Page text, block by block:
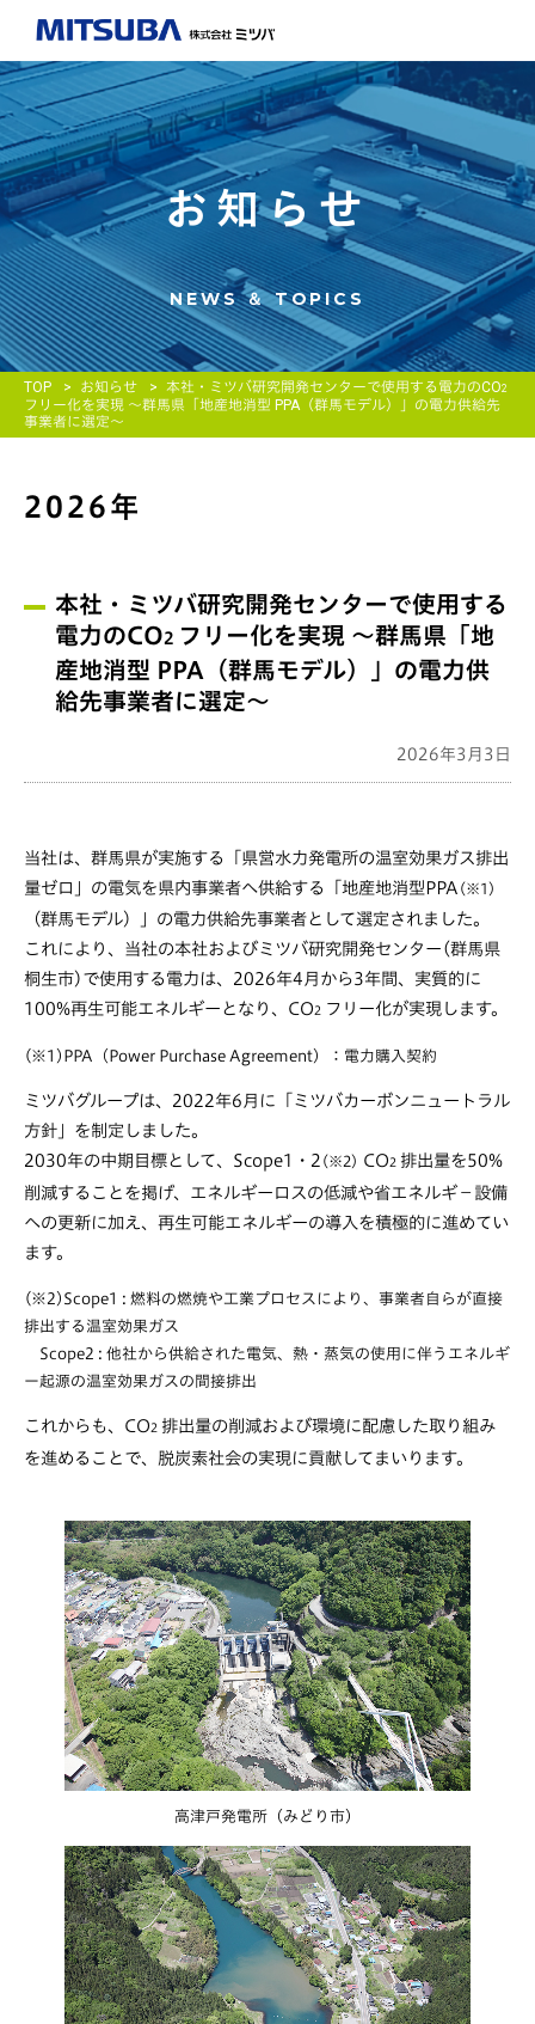
お知らせ
NEWS ＆ TOPICS
TOP お知らせ 本社・ミツバ研究開発センターで使用する電力のCO2
フリー化を実現 ～群馬県「地産地消型 PPA（群馬モデル）」の電力供給先
事業者に選定～
2026年
本社・ミツバ研究開発センターで使用する
電力のCO2 フリー化を実現 ～群馬県「地
産地消型 PPA（群馬モデル）」の電力供
給先事業者に選定～
2026年3月3日
当社は、群馬県が実施する「県営水力発電所の温室効果ガス排出
量ゼロ」の電気を県内事業者へ供給する「地産地消型PPA (※1)
（群馬モデル）」の電力供給先事業者として選定されました。
これにより、当社の本社およびミツバ研究開発センター(群馬県
桐生市)で使用する電力は、2026年4月から3年間、実質的に
100%再生可能エネルギーとなり、CO 2 フリー化が実現します。
(※1)PPA（Power Purchase Agreement）：電力購入契約
ミツバグループは、2022年6月に「ミツバカーボンニュートラル
方針」を制定しました。
2030年の中期目標として、Scope1・2 (※2) CO 2 排出量を50%
削減することを掲げ、エネルギーロスの低減や省エネルギ－設備
への更新に加え、再生可能エネルギーの導入を積極的に進めてい
ます。
(※2)Scope1 : 燃料の燃焼や工業プロセスにより、事業者自らが直接
排出する温室効果ガス
Scope2 : 他社から供給された電気、熱・蒸気の使用に伴うエネルギ
ー起源の温室効果ガスの間接排出
これからも、CO 2 排出量の削減および環境に配慮した取り組み
を進めることで、脱炭素社会の実現に貢献してまいります。
高津戸発電所（みどり市）